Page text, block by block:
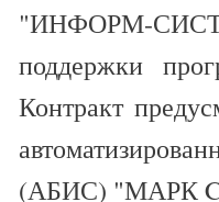
"ИНФОРМ-
поддержки
Контракт
(АБИС) "МАРК